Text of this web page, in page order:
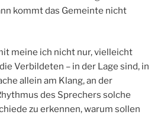
kommt das Gemeinte nicht
meine ich nicht nur, vielleicht
Verbildeten – in der Lage sind, in
allein am Klang, an der
des Sprechers solche
zu erkennen, warum sollen